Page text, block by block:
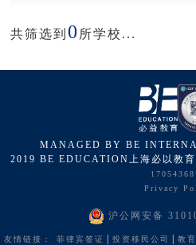
共筛选到 0 所学校...
MANAGED BY BE
2019 BE EDUCATION上海必以教
17054368
Privacy
沪公网安备
友情链接： 菲律宾签证 投资移民公司 教